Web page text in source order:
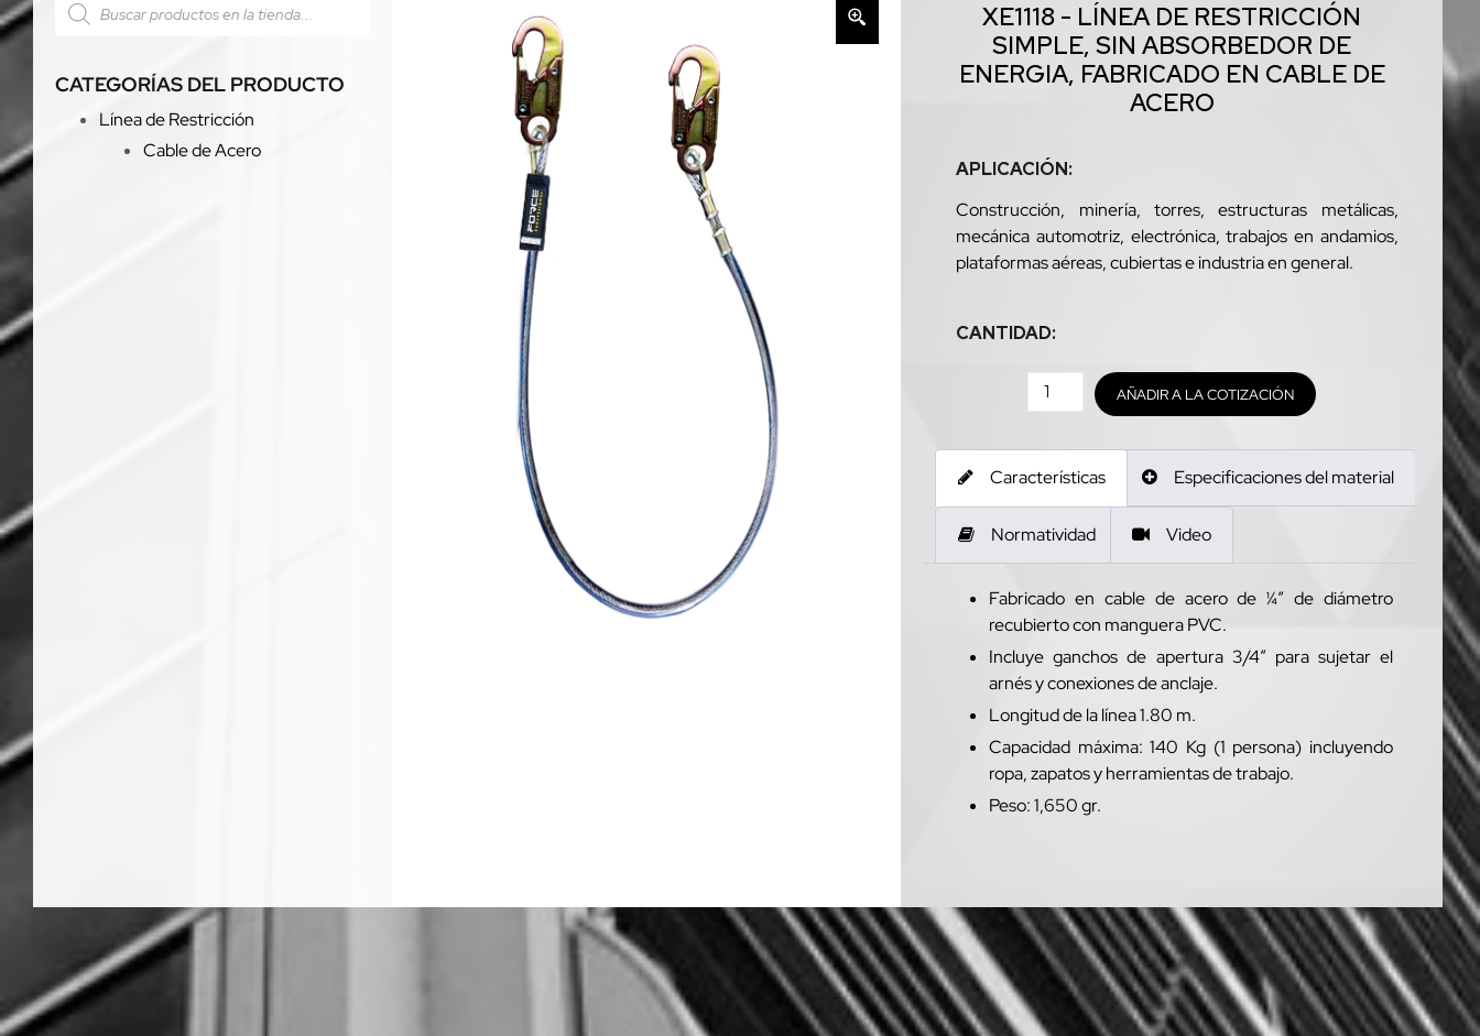
CATEGORÍAS DEL PRODUCTO
Línea de Restricción
Cable de Acero
XE1118 - LÍNEA DE RESTRICCIÓN
SIMPLE, SIN ABSORBEDOR DE
ENERGIA, FABRICADO EN CABLE DE
ACERO
APLICACIÓN:
Construcción, minería, torres, estructuras metálicas,
mecánica automotriz, electrónica, trabajos en andamios,
plataformas aéreas, cubiertas e industria en general.
CANTIDAD:
AÑADIR A LA COTIZACIÓN
Características Especificaciones del material
Normatividad Video
Fabricado en cable de acero de ¼” de diámetro
recubierto con manguera PVC.
Incluye ganchos de apertura 3/4” para sujetar el
arnés y conexiones de anclaje.
Longitud de la línea 1.80 m.
Capacidad máxima: 140 Kg (1 persona) incluyendo
ropa, zapatos y herramientas de trabajo.
Peso: 1,650 gr.